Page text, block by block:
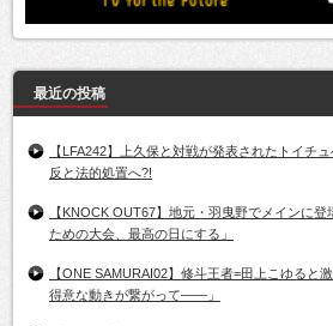
最近の投稿
【LFA242】上久保と対戦が発表されたトイチ
反と法的処置へ?!
【KNOCK OUT67】地元・羽曳野でメインに
ための大会、最高の日にする」
【ONE SAMURAI02】修斗王者=田上こゆると
得意な動きが繋がって――」